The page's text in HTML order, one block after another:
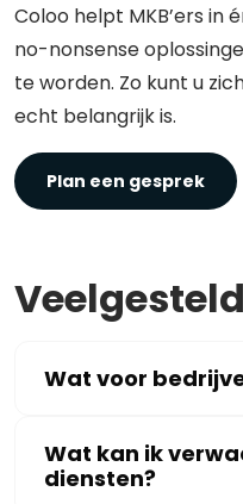
Coloo helpt MKB’ers
no-nonsense
te worden. Zo kunt u
echt belangrijk is.
Plan een gesprek
Wat voor
Wat kan ik
diensten?